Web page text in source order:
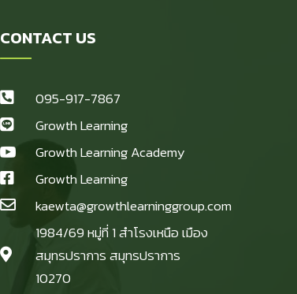
CONTACT US
095-917-7867
Growth Learning
Growth Learning Academy
Growth Learning
kaewta@growthlearninggroup.com
1984/69 หมู่ที่ 1 สำโรงเหนือ เมือง
สมุทรปราการ สมุทรปราการ
10270